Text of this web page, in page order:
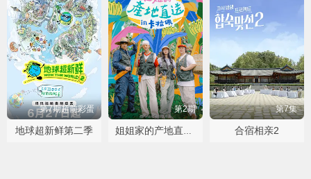
第7期超前彩蛋
地球超新鲜第二季
第2期
姐姐家的产地直送3
第7集
合宿相亲2